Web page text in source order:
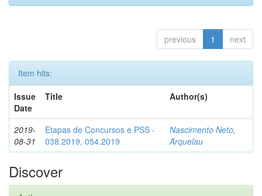
previous 1 next
Item hits:
Issue
Date
Title Author(s)
2019-
08-31
Etapas de Concursos e PSS -
038.2019, 054.2019
Nascimento Neto,
Arquelau
Discover